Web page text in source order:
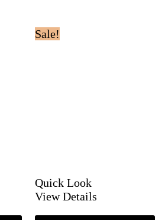
Sale!
Quick Look
View Details